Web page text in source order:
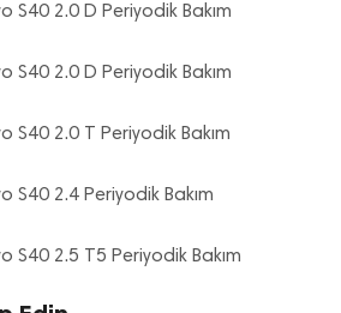
S40 2.0 D Periyodik Bakım
S40 2.0 D Periyodik Bakım
S40 2.0 T Periyodik Bakım
S40 2.4 Periyodik Bakım
S40 2.5 T5 Periyodik Bakım